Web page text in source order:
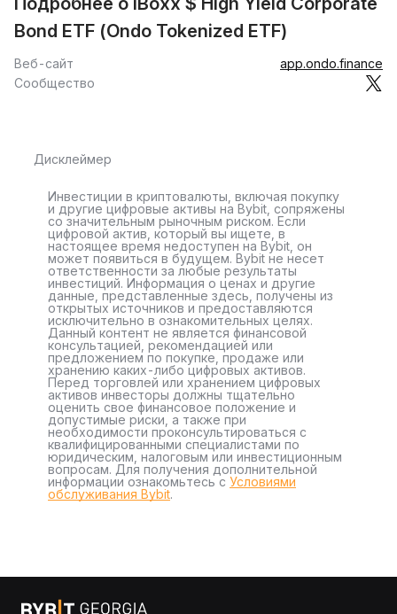
Bond ETF (Ondo Tokenized ETF)
Веб-сайт
app.ondo.finance
Сообщество
Дисклеймер
Инвестиции в криптовалюты, включая покупку
и другие цифровые активы на Bybit, сопряжены
со значительным рыночным риском. Если
цифровой актив, который вы ищете, в
настоящее время недоступен на Bybit, он
может появиться в будущем. Bybit не несет
ответственности за любые результаты
инвестиций. Информация о ценах и другие
данные, представленные здесь, получены из
открытых источников и предоставляются
исключительно в ознакомительных целях.
Данный контент не является финансовой
консультацией, рекомендацией или
предложением по покупке, продаже или
хранению каких-либо цифровых активов.
Перед торговлей или хранением цифровых
активов инвесторы должны тщательно
оценить свое финансовое положение и
допустимые риски, а также при
необходимости проконсультироваться с
квалифицированными специалистами по
юридическим, налоговым или инвестиционным
вопросам. Для получения дополнительной
информации ознакомьтесь с Условиями
обслуживания Bybit.